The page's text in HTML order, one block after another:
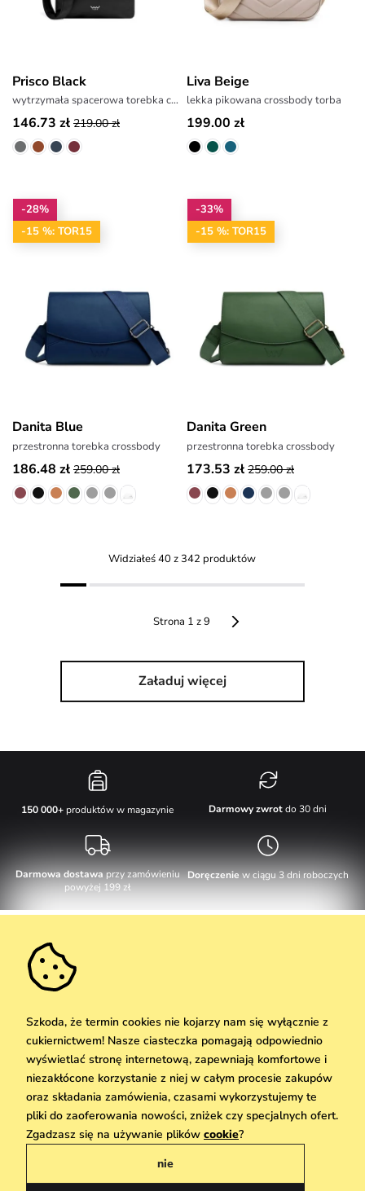
Prisco Black
wytrzymała spacerowa torebka crossbody
146.73 zł 219.00 zł
Liva Beige
lekka pikowana crossbody torba
199.00 zł
-28%
-15 %: TOR15
Danita Blue
przestronna torebka crossbody
186.48 zł 259.00 zł
-33%
-15 %: TOR15
Danita Green
przestronna torebka crossbody
173.53 zł 259.00 zł
Widziałeś 40 z 342 produktów
Strona 1 z 9
Załaduj więcej
150 000+ produktów w magazynie Darmowy zwrotdo 30 dni
Darmowa dostawaprzy zamówieniu
powyżej 199 zł
Doręczeniew ciągu 3 dni roboczych
W dni robocze Pn-Pt: 8-17h
info@vuch.pl
+48 17 283 29 55
Informacje o zakupie
Kontakt
Najczęściej zadawane pytania
Materiały i pielęgnacja
Dostawa i płatność
Zwroty i reklamacje
Kariera
Karta podarunkowa
Hurtownia
We Care
Sklepy
Praha
Nie możesz zaprzepaścić takiej okazji!
Nowości
Zniżki Okazja
Odbiór
Zasady danych osobowych znajdziesztutaj
Copyright © 2026 Vuch Sp. z o. o. Wszelkie prawa zastrzeżone. Techniczna
realizacjaSimplia.cz
Szkoda, że termin cookies nie kojarzy nam się wyłącznie z
cukiernictwem! Nasze ciasteczka pomagają odpowiednio
wyświetlać stronę internetową, zapewniają komfortowe i
niezakłócone korzystanie z niej w całym procesie zakupów
oraz składania zamówienia, czasami wykorzystujemy te
pliki do zaoferowania nowości, zniżek czy specjalnych ofert.
Zgadzasz się na używanie plików cookie?
nie